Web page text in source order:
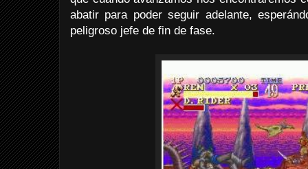
abatir para poder seguir adelante,
peligroso jefe de fin de fase.